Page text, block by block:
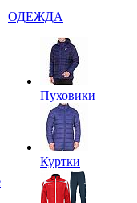
ОДЕЖДА
Пуховики
Куртки